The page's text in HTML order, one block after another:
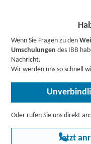
hier
Arbeitssuchende ,
Rehabilitand:innen.
Wenn Sie Fragen zu den
Umschulungen des IBB
Nachricht.
Wir werden uns so schnell
Oder rufen Sie uns direkt an:
Jetzt